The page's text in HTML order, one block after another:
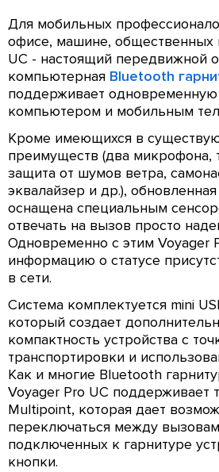
Для мобильных
офисе, машине, общественных
UC - настоящий передвижной
компьютерная Bluetooth
поддерживает одновременную
компьютером и мобильным
Кроме имеющихся в
преимуществ (два микрофона,
защита от шумов ветра,
эквалайзер и др.),
оснащена специальным
отвечать на вызов просто
Одновременно с этим Voyager
информацию о статусе
в сети.
Система комплектуется mini
который создает
компактность устройства с
транспортировки и
Как и многие Bluetooth
Voyager Pro UC поддерживает
Multipoint, которая дает
переключаться между
подключенных к гарнитуре
кнопки.